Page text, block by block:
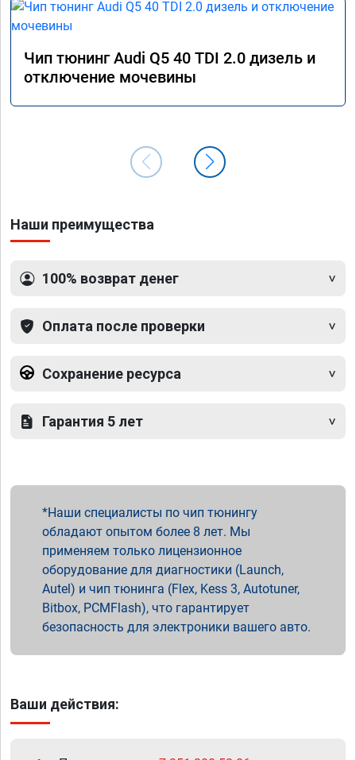
Чип тюнинг Audi Q5 40 TDI 2.0 дизель и
отключение мочевины
Наши преимущества
100% возврат денег
Оплата после проверки
Сохранение ресурса
Гарантия 5 лет
Наши специалисты по чип тюнингу
обладают опытом более 8 лет. Мы
применяем только лицензионное
оборудование для диагностики (Launch,
Autel) и чип тюнинга (Flex, Kess 3, Autotuner,
Bitbox, PCMFlash), что гарантирует
безопасность для электроники вашего авто.
Ваши действия: